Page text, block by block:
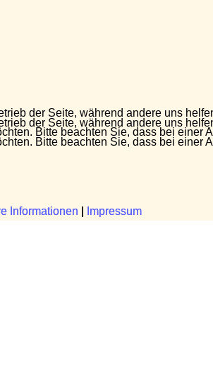
der Seite, während andere uns
Bitte beachten Sie, dass bei
Informationen Impressum
der Seite, während andere uns
Bitte beachten Sie, dass bei
Informationen Impressum